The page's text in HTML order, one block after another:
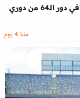
موعد مباراة الزمالك وإيه إس بورت الجيبوتي في دور الـ64 من دوري
منذ 4 يوم